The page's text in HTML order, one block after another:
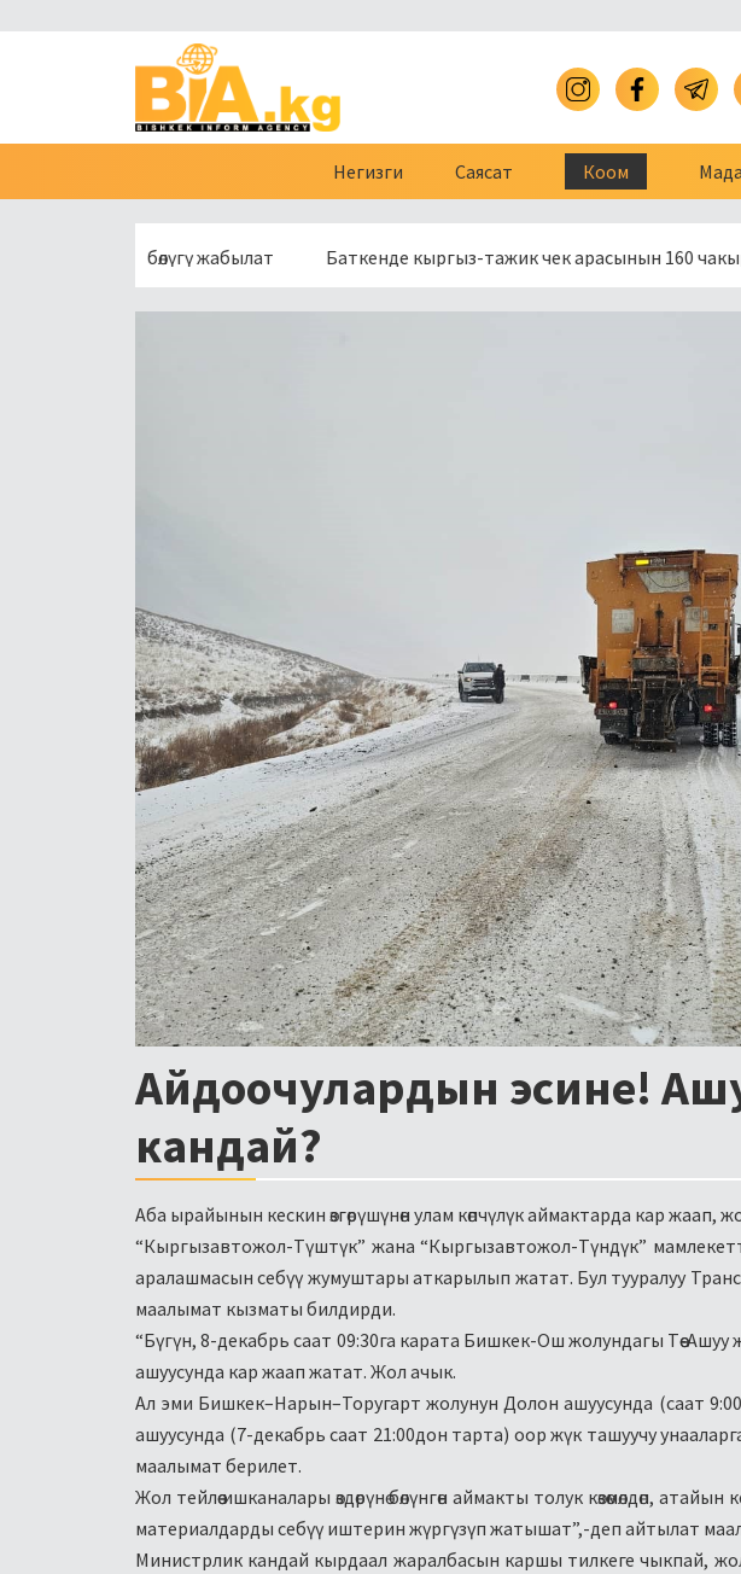
Негизги Саясат Коом
бир бөлүгү жабылат Баткенде кыргыз-тажик чек арасынын 160 чакырым
Айдоочулардын эсине!
кандай?
Аба ырайынын кескин өзгөрүшүнөн улам көпчүлүк аймактарда кар
“Кыргызавтожол-Түштүк” жана “Кыргызавтожол-Түндүк”
аралашмасын себүү жумуштары аткарылып жатат. Бул тууралуу
маалымат кызматы билдирди.
“Бүгүн, 8-декабрь саат 09:30га карата Бишкек-Ош жолундагы Төө-
ашуусунда кар жаап жатат. Жол ачык.
Ал эми Бишкек–Нарын–Торугарт жолунун Долон ашуусунда (саат
ашуусунда (7-декабрь саат 21:00дон тарта) оор жүк ташуучу унааларга
маалымат берилет.
Жол тейлөө ишканалары өздөрүнө бөлүнгөн аймакты толук көзөмөлдөп,
материалдарды себүү иштерин жүргүзүп жатышат”,-деп айтылат
Министрлик кандай кырдаал жаралбасын каршы тилкеге чыкпай, жол